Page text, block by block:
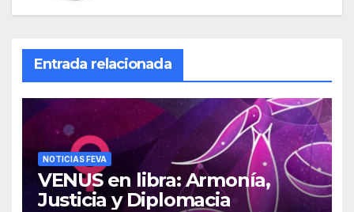
Entrada relacionada
NOTICIAS FEVA
VENUS en libra: Armonía,
Justicia y Diplomacia